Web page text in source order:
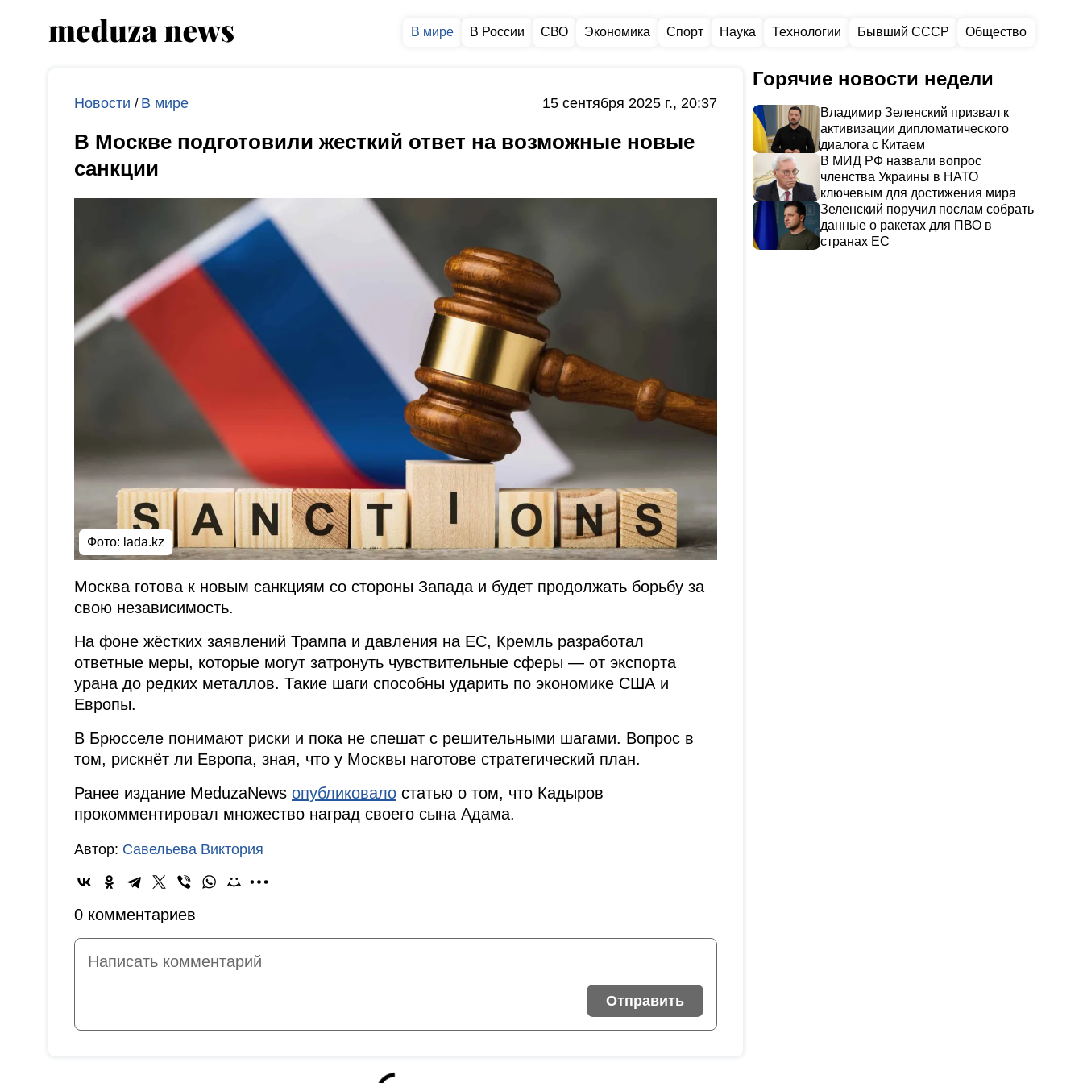
В мире В России СВО Экономика Спорт Наука Технологии Бывший СССР Общество
Новости / В мире 15 сентября 2025 г., 20:37
В Москве подготовили жесткий ответ на возможные новые
санкции
Фото: lada.kz
Москва готова к новым санкциям со стороны Запада и будет продолжать борьбу за
свою независимость.
На фоне жёстких заявлений Трампа и давления на ЕС, Кремль разработал
ответные меры, которые могут затронуть чувствительные сферы — от экспорта
урана до редких металлов. Такие шаги способны ударить по экономике США и
Европы.
В Брюсселе понимают риски и пока не спешат с решительными шагами. Вопрос в
том, рискнёт ли Европа, зная, что у Москвы наготове стратегический план.
Ранее издание MeduzaNews опубликовало статью о том, что Кадыров
прокомментировал множество наград своего сына Адама.
Автор: Савельева Виктория
0 комментариев
Отправить
Горячие новости недели
Владимир Зеленский призвал к
активизации дипломатического
диалога с Китаем
В МИД РФ назвали вопрос
членства Украины в НАТО
ключевым для достижения мира
Зеленский поручил послам собрать
данные о ракетах для ПВО в
странах ЕС